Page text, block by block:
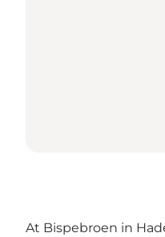
At Bispebroen in